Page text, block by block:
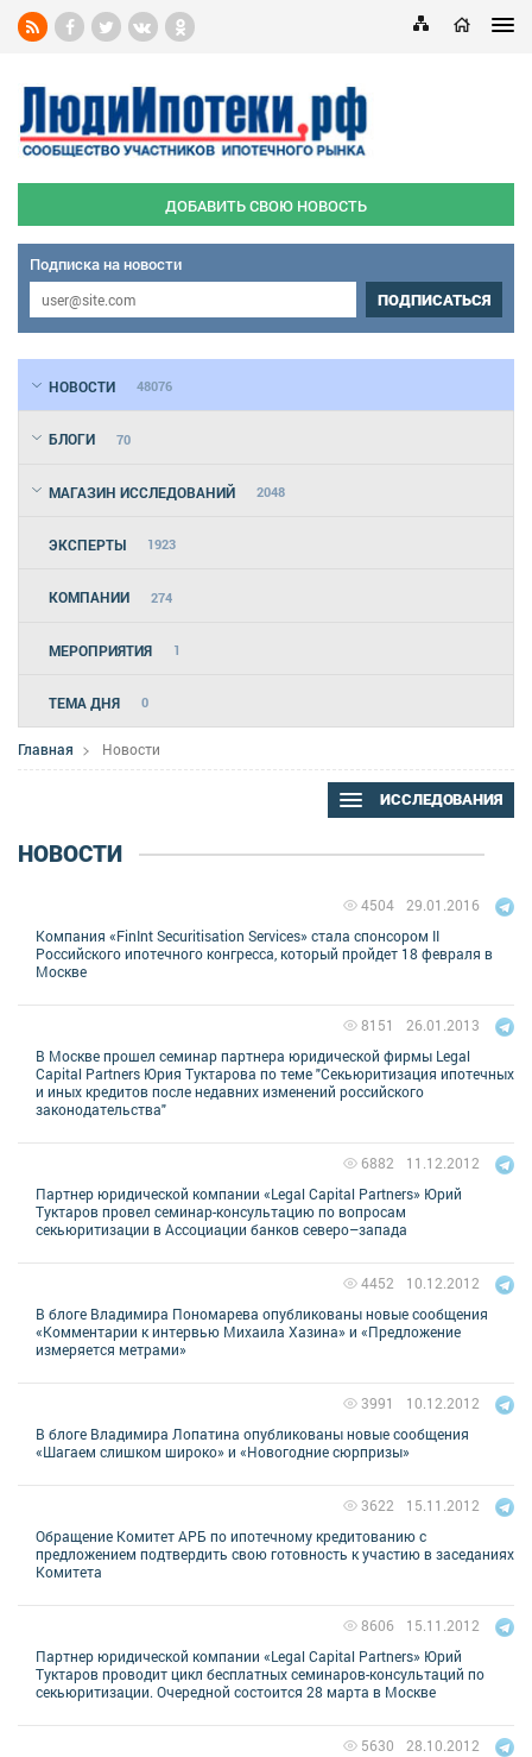
ДОБАВИТЬ СВОЮ НОВОСТЬ
Подписка на новости
ПОДПИСАТЬСЯ
НОВОСТИ 48076
БЛОГИ 70
МАГАЗИН ИССЛЕДОВАНИЙ 2048
ЭКСПЕРТЫ 1923
КОМПАНИИ 274
МЕРОПРИЯТИЯ 1
ТЕМА ДНЯ 0
Главная Новости
ИССЛЕДОВАНИЯ
НОВОСТИ
Компания «FinInt Securitisation Services» стала спонсором II
Российского ипотечного конгресса, который пройдет 18 февраля в
Москве
29.01.2016
4504
В Москве прошел семинар партнера юридической фирмы Legal
Capital Partners Юрия Туктарова по теме "Cекьюритизация ипотечных
и иных кредитов после недавних изменений российского
законодательства"
26.01.2013
8151
Партнер юридической компании «Legal Capital Partners» Юрий
Туктаров провел семинар-консультацию по вопросам
секьюритизации в Ассоциации банков северо–запада
11.12.2012
6882
В блоге Владимира Пономарева опубликованы новые сообщения
«Комментарии к интервью Михаила Хазина» и «Предложение
измеряется метрами»
10.12.2012
4452
В блоге Владимира Лопатина опубликованы новые сообщения
«Шагаем слишком широко» и «Новогодние сюрпризы»
10.12.2012
3991
Обращение Комитет АРБ по ипотечному кредитованию с
предложением подтвердить свою готовность к участию в заседаниях
Комитета
15.11.2012
3622
Партнер юридической компании «Legal Capital Partners» Юрий
Туктаров проводит цикл бесплатных семинаров-консультаций по
секьюритизации. Очередной состоится 28 марта в Москве
15.11.2012
8606
28.10.2012
5630